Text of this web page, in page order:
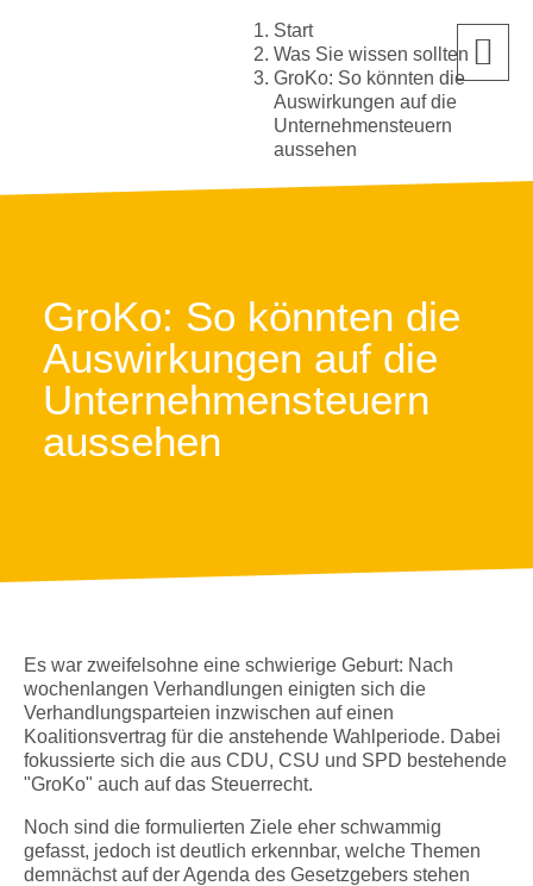
Start
Was Sie wissen sollten
GroKo: So könnten die
Auswirkungen auf die
Unternehmensteuern
aussehen
GroKo: So könnten die
Auswirkungen auf die
Unternehmensteuern
aussehen
Es war zweifelsohne eine schwierige Geburt: Nach
wochenlangen Verhandlungen einigten sich die
Verhandlungsparteien inzwischen auf einen
Koalitionsvertrag für die anstehende Wahlperiode. Dabei
fokussierte sich die aus CDU, CSU und SPD bestehende
"GroKo" auch auf das Steuerrecht.
Noch sind die formulierten Ziele eher schwammig
gefasst, jedoch ist deutlich erkennbar, welche Themen
demnächst auf der Agenda des Gesetzgebers stehen